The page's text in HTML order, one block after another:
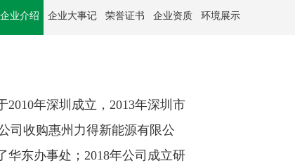
企业介绍 企业大事记 荣誉证书 企业资质 环境展示
年深圳成⽴，2013年深圳市
司收购惠州⼒得新能源有限公
华东办事处；2018年公司成⽴研